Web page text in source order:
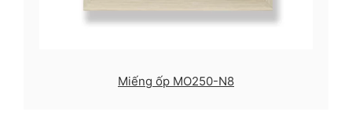
Miếng ốp MO250-N8